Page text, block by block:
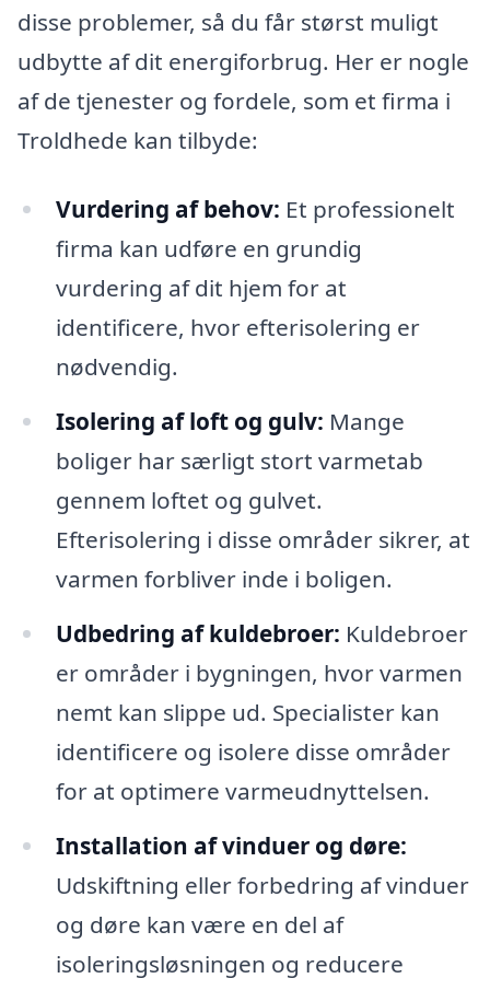
disse problemer, så du får størst muligt
udbytte af dit energiforbrug. Her er nogle
af de tjenester og fordele, som et firma i
Troldhede kan tilbyde:
Vurdering af behov: Et professionelt
firma kan udføre en grundig
vurdering af dit hjem for at
identificere, hvor efterisolering er
nødvendig.
Isolering af loft og gulv: Mange
boliger har særligt stort varmetab
gennem loftet og gulvet.
Efterisolering i disse områder sikrer, at
varmen forbliver inde i boligen.
Udbedring af kuldebroer: Kuldebroer
er områder i bygningen, hvor varmen
nemt kan slippe ud. Specialister kan
identificere og isolere disse områder
for at optimere varmeudnyttelsen.
Installation af vinduer og døre:
Udskiftning eller forbedring af vinduer
og døre kan være en del af
isoleringsløsningen og reducere